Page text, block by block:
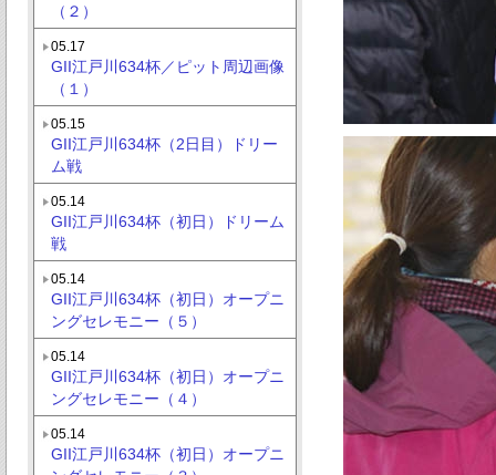
（２）
05.17
GII江戸川634杯／ピット周辺画像
（１）
05.15
GII江戸川634杯（2日目）ドリー
ム戦
05.14
GII江戸川634杯（初日）ドリーム
戦
05.14
GII江戸川634杯（初日）オープニ
ングセレモニー（５）
05.14
GII江戸川634杯（初日）オープニ
ングセレモニー（４）
05.14
GII江戸川634杯（初日）オープニ